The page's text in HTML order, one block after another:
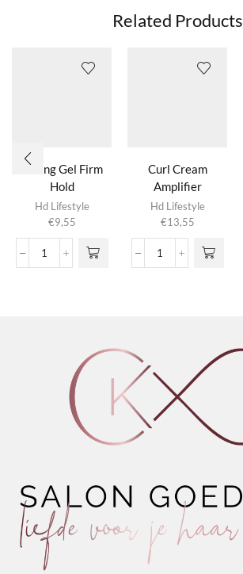
Related Products
Strong Gel Firm
Hold
Hd Lifestyle
€9,55
Strong
Curl Cream
Amplifier
Hd Lifestyle
€13,55
Curl